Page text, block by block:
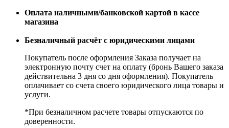
Оплата наличными/банковской картой в кассе
магазина
Безналичный расчёт с юридическими лицами
Покупатель после оформления Заказа получает на
электронную почту счет на оплату (бронь Вашего заказа
действительна 3 дня со дня оформления). Покупатель
оплачивает со счета своего юридического лица товары и
услуги.
*При безналичном расчете товары отпускаются по
доверенности.